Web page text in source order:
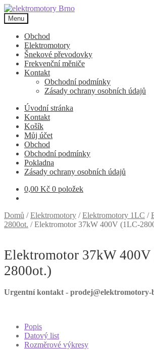
Přeskočit
na
navigaci
Přejít
k
obsahu
webu
Menu
Obchod
Elektromotory
Šnekové převodovky
Frekvenční měniče
Kontakt
Obchodní podmínky
Zásady ochrany osobních údajů
Úvodní stránka
Kontakt
Košík
Můj účet
Obchod
Obchodní podmínky
Pokladna
Zásady ochrany osobních údajů
0,00 Kč 0 položek
Domů /Elektromotory /Elektromotory 1LC /
2800ot. /Elektromotor 37kW 400V (1LC-
Elektromotor 37kW
2800ot.)
Urgentní kontakt - prodej@elektromotory-
Popis
Datový list
Rozměrové výkresy